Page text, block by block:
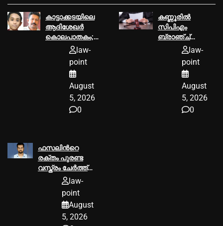
കാട്ടാക്കടയിലെ
ആദിശേഖര്‍
കൊലപാതകം;
ശിക്ഷ മരവിപ്പിച്ച്‌
സുപ്രീംകോടതി,
അനുവദിച്ചു
law-
point
August
5, 2026
0
കണ്ണൂരില്‍
സിപിഎം
ബ്രാഞ്ച്
സെക്രട്ടറിയെ
ശ്രമിച്ച കേസ്;
എസ്ഡിപിഐ
പ്രവര്‍ത്തകര്‍ക്ക്
18 വര്‍ഷം തടവ്
law-
point
August
5, 2026
0
ഫസലിന്‍റെ
രക്തം പുരണ്ട
വസ്ത്രം ചേര്‍ത്ത്
ഭാര്യ; തൂവാല
കാണാതായ
സംഭവത്തില്‍
law-
point
August
5, 2026